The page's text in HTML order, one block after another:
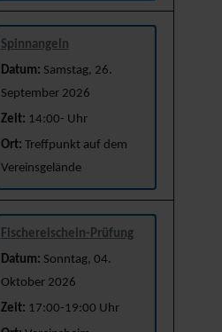
Spinnangeln
Datum: Samstag, 26.
September 2026
Zeit: 14:00- Uhr
Ort: Treffpunkt auf dem
Vereinsgelände
Fischereischein-Prüfung
Datum: Sonntag, 04.
Oktober 2026
Zeit: 17:00-19:00 Uhr